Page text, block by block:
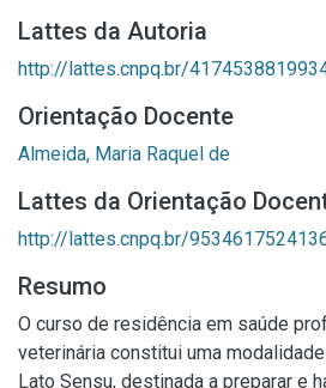
Lattes da Autoria
http://lattes.cnpq.br/
Orientação Docente
Almeida, Maria Raquel de
Lattes da Orientação
http://lattes.cnpq.br/
Resumo
O curso de residência em saúde
veterinária constitui uma
Lato Sensu, destinada a preparar e